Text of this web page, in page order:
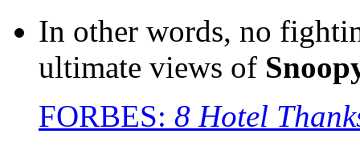
In other words, no
ultimate views of
FORBES: 8 Hotel